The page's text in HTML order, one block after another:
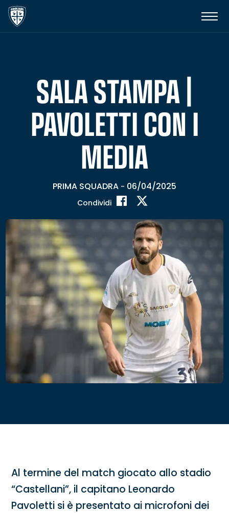
SALA STAMPA |
PAVOLETTI CON I
MEDIA
PRIMA SQUADRA - 06/04/2025
Condividi
Al termine del match giocato allo stadio
“Castellani”, il capitano Leonardo
Pavoletti si è presentato ai microfoni dei